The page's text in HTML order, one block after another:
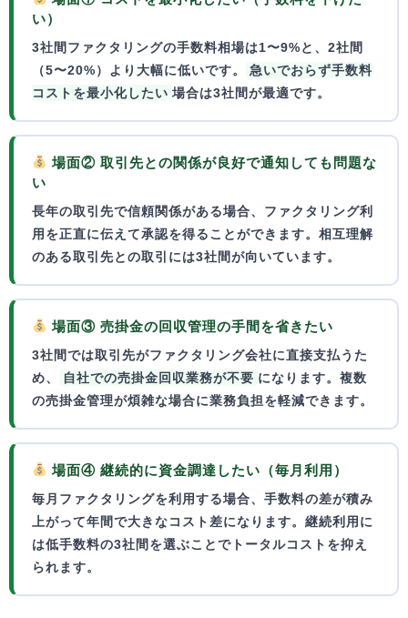
い）
3社間ファクタリングの手数料相場は1〜9%と、2社間
（5〜20%）より大幅に低いです。
急いでおらず手数料
コストを最小化したい 場合は3社間が最適です。
場面② 取引先との関係が良好で通知しても問題な
い
長年の取引先で信頼関係がある場合、ファクタリング利
用を正直に伝えて承認を得ることができます。 相互理解
のある取引先との取引 には3社間が向いています。
場面③ 売掛金の回収管理の手間を省きたい
3社間では取引先がファクタリング会社に直接支払うた
め、
自社での売掛金回収業務が不要 になります。複数
の売掛金管理が煩雑な場合に業務負担を軽減できます。
場面④ 継続的に資金調達したい（毎月利用）
毎月ファクタリングを利用する場合、 手数料の差が積み
上がって年間で大きなコスト差になります。継続利用に
は低手数料の3社間を選ぶことでトータルコストを抑え
られます。